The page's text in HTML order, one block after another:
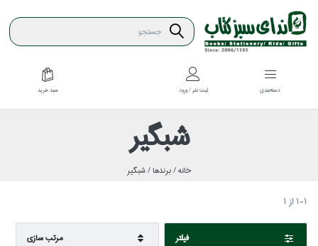
دسته‌بندي ثبت نام / ورود سبد خريد
شبگير
خانه /برندها /شبگير
1-1از 1
فيلتر مرتب سازي